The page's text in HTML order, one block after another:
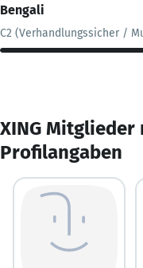
Bengali
C2 (Verhandlungssicher /
XING
Profilangaben